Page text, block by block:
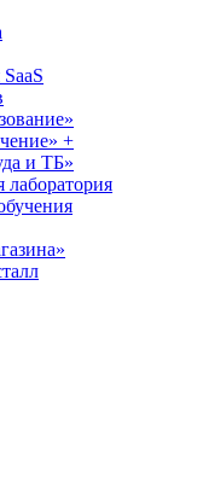
+
и ТБ»